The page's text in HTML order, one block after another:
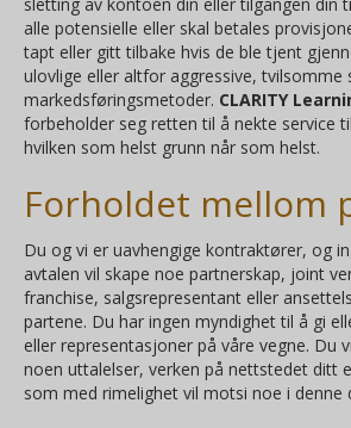
alle potensielle eller skal betales
tapt eller gitt tilbake hvis de ble tjent
ulovlige eller altfor aggressive, tvilsomme
markedsføringsmetoder. CLARITY
forbeholder seg retten til å nekte service
hvilken som helst grunn når som helst.
Forholdet mellom
Du og vi er uavhengige kontraktører, og
avtalen vil skape noe partnerskap, joint
franchise, salgsrepresentant eller
partene. Du har ingen myndighet til å gi
eller representasjoner på våre vegne. Du
noen uttalelser, verken på nettstedet ditt
som med rimelighet vil motsi noe i denne